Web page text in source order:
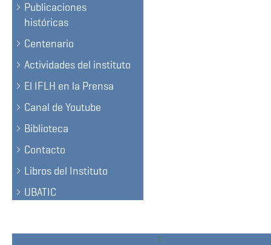
Publicaciones
históricas
Centenario
Actividades del instituto
El IFLH en la Prensa
Canal de Youtube
Biblioteca
Contacto
Libros del Instituto
UBATIC